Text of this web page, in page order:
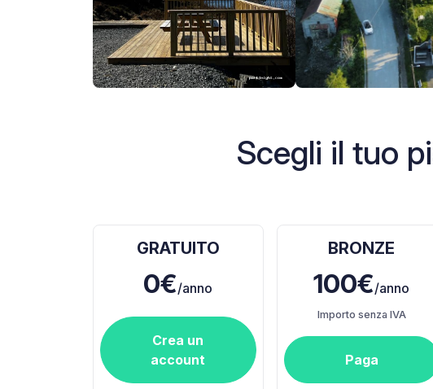
Scegli il tuo
GRATUITO
0€/anno
Crea un
account
BRONZE
100€/anno
Importo senza IVA
Paga